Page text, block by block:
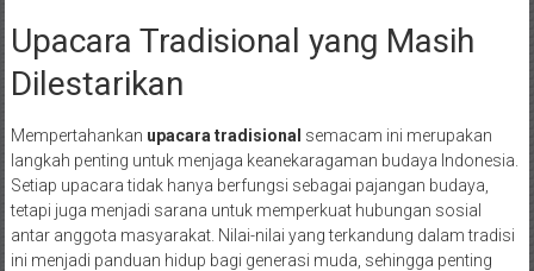
Upacara Tradisional yang Masih
Dilestarikan
Mempertahankan upacara tradisional semacam ini merupakan
langkah penting untuk menjaga keanekaragaman budaya Indonesia.
Setiap upacara tidak hanya berfungsi sebagai pajangan budaya,
tetapi juga menjadi sarana untuk memperkuat hubungan sosial
antar anggota masyarakat. Nilai-nilai yang terkandung dalam tradisi
ini menjadi panduan hidup bagi generasi muda, sehingga penting